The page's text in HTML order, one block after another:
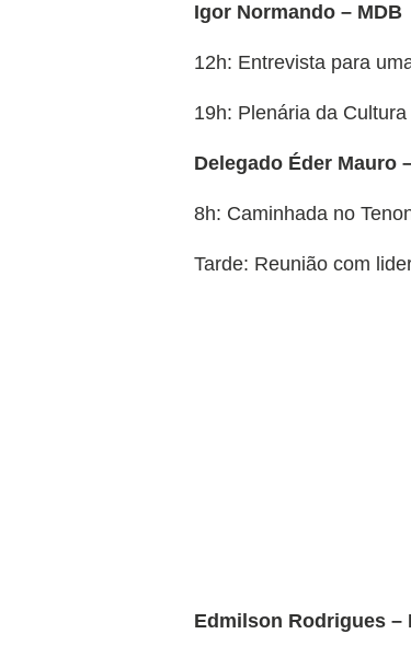
Igor Normando – MDB
12h: Entrevista para
19h: Plenária da
Delegado Éder Mauro
8h: Caminhada no
Tarde: Reunião com
Edmilson Rodrigues –